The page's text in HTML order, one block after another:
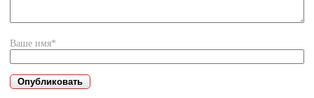
Ваше имя*